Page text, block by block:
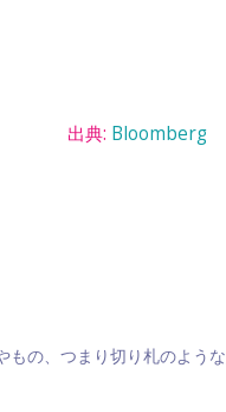
出典: Bloomberg
の、つまり切り札のよう